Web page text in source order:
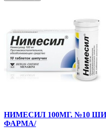
НИМЕСИЛ 100МГ. №10
ФАРМА/